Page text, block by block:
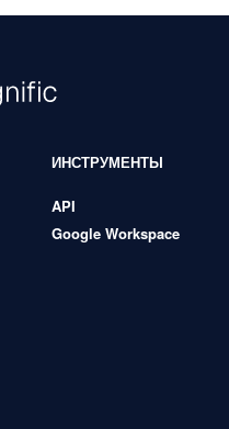
ИНСТРУМЕНТЫ
API
Google Workspace